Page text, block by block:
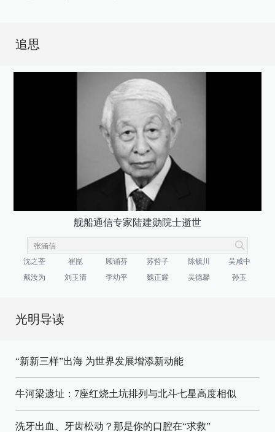
追思
舰船通信专家陆建勋院士逝世
沈之荃 崔崑 顾诵芬 苏哲子 陈毓川
吴咸中
戴汝为
刘玉清 李幼平 魏正耀 吴德馨 孙玉
光明导读
“新新三样”出海 为世界发展增添新动能
牛河梁遗址：7座红烧土坑排列与北斗七星高度相似
洗牙出血、牙齿松动？那是你的口腔在“求救”